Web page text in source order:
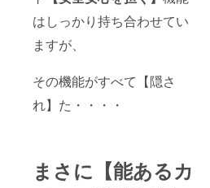
はしっかり持ち合わせてい
ますが、
その機能がすべて【隠さ
れ】た・・・・
まさに【能あるカ